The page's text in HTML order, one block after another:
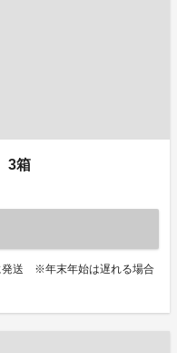
3箱
発送 ※年末年始は遅れる場合